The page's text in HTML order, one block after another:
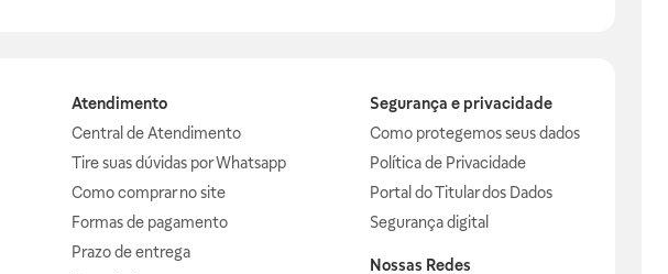
Atendimento
Central de Atendimento
Tire suas dúvidas por Whatsapp
Como comprar no site
Formas de pagamento
Prazo de entrega
Segurança e privacidade
Como protegemos seus dados
Política de Privacidade
Portal do Titular dos Dados
Segurança digital
Nossas Redes